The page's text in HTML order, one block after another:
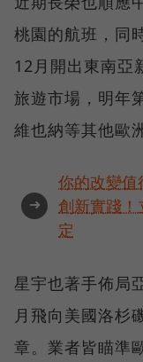
桃園的航班，同
12月開出東南亞
旅遊市場，明年
維也納等其他歐
➜
你的改變值
創新實踐！
定
星宇也著手佈局
月飛向美國洛杉
章。業者皆瞄準